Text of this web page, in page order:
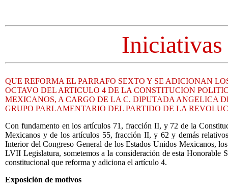
Iniciativas
QUE REFORMA EL PARRAFO SEXTO Y SE ADICIONAN
OCTAVO DEL ARTICULO 4 DE LA CONSTITUCION
MEXICANOS, A CARGO DE LA C. DIPUTADA ANGELICA
GRUPO PARLAMENTARIO DEL PARTIDO DE LA
Con fundamento en los artículos 71, fracción II, y 72 de la
Mexicanos y de los artículos 55, fracción II, y 62 y demás
Interior del Congreso General de los Estados Unidos Mexicanos,
LVII Legislatura, sometemos a la consideración de esta Honorable
constitucional que reforma y adiciona el artículo 4.
Exposición de motivos